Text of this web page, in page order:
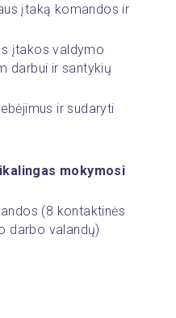
įtaką komandos ir
įtakos valdymo
darbui ir santykių
ir sudaryti
mokymosi
(8 kontaktinės
darbo valandų)